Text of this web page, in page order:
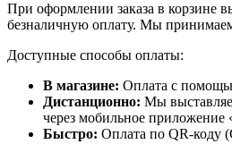
При оформлении заказа в корзине
безналичную оплату. Мы
Доступные способы оплаты:
В магазине: Оплата с
Дистанционно: Мы
через мобильное приложение
Быстро: Оплата по QR-коду